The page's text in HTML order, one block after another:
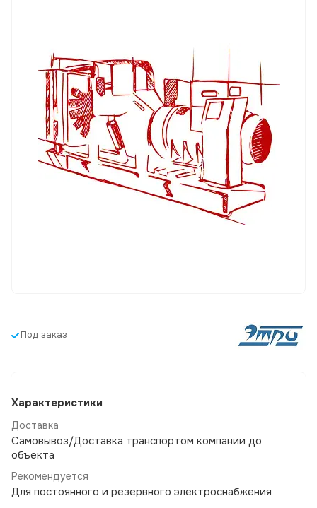
Под заказ
Характеристики
Доставка
Самовывоз/Доставка транспортом компании до
объекта
Рекомендуется
Для постоянного и резервного электроснабжения